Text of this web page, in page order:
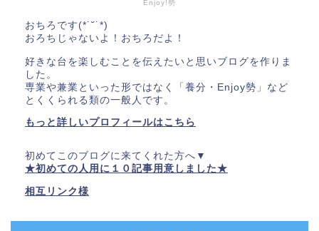
Enjoy!勢
おちろです(*˙˘˙*)
おろちじゃないよ！おちろだよ！
好きな台を楽しむことを伝えたいと思いブログを作りま
した。
専業や兼業といった形ではなく「養分・Enjoy勢」など
とくくられる類の一般人です。
もっと詳しいプロフィールはこちら
初めてこのブログに来てくれた方へ▼
★初めての人用に１０記事用意しました★
相互リンク様